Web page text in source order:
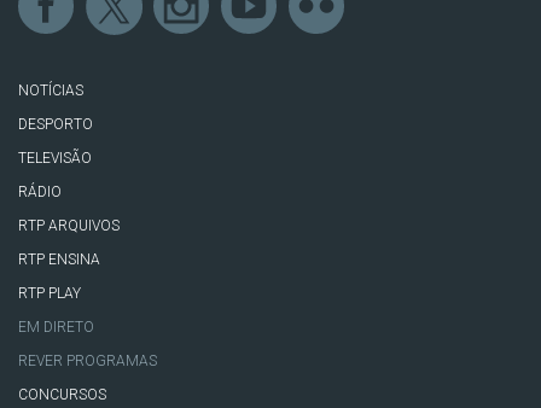
NOTÍCIAS
DESPORTO
TELEVISÃO
RÁDIO
RTP ARQUIVOS
RTP ENSINA
RTP PLAY
EM DIRETO
REVER PROGRAMAS
CONCURSOS